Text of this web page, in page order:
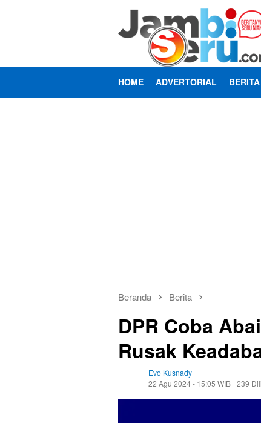
HOME ADVERTORIAL BERITA
Beranda Berita
DPR Coba
Rusak
Evo Kusnady
22 Agu 2024 - 15:05 WIB 239